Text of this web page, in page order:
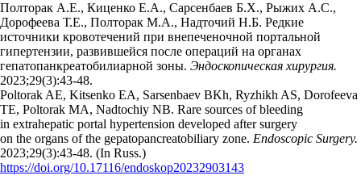
Полторак А.Е., Киценко Е.А., Сарсенбаев Б.Х., Рыжих А.С.,
Дорофеева Т.Е., Полторак М.А., Надточий Н.Б. Редкие
источники кровотечений при внепеченочной портальной
гипертензии, развившейся после операций на органах
гепатопанкреатобилиарной зоны. Эндоскопическая хирургия.
2023;29(3):43‑48.
Poltorak AE, Kitsenko EA, Sarsenbaev BKh, Ryzhikh AS, Dorofeeva
TE, Poltorak MA, Nadtochiy NB. Rare sources of bleeding
in extrahepatic portal hypertension developed after surgery
on the organs of the gepatopancreatobiliary zone. Endoscopic Surgery.
2023;29(3):43‑48. (In Russ.)
https://doi.org/10.17116/endoskop20232903143